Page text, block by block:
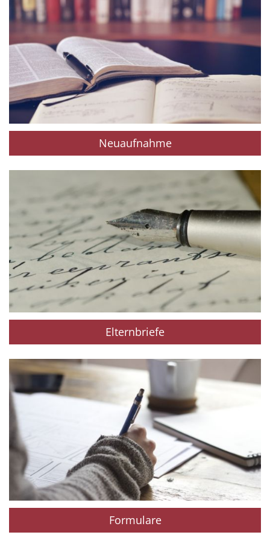
Neuaufnahme
Elternbriefe
Formulare